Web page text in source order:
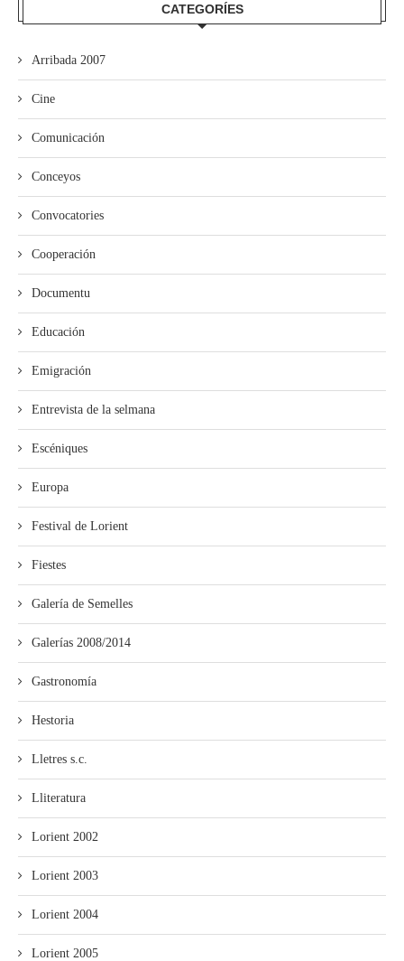
CATEGORÍES
Arribada 2007
Cine
Comunicación
Conceyos
Convocatories
Cooperación
Documentu
Educación
Emigración
Entrevista de la selmana
Escéniques
Europa
Festival de Lorient
Fiestes
Galería de Semelles
Galerías 2008/2014
Gastronomía
Hestoria
Lletres s.c.
Lliteratura
Lorient 2002
Lorient 2003
Lorient 2004
Lorient 2005